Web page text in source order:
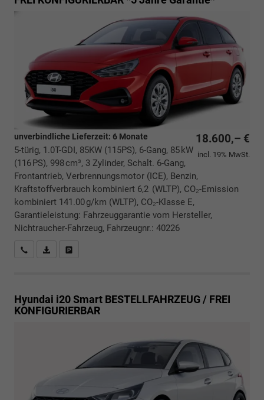
18.600,– €
incl. 19% MwSt.
unverbindliche Lieferzeit: 6 Monate
5-türig, 1.0T-GDI, 85KW (115PS), 6-Gang, 85 kW
(116 PS), 998 cm³, 3 Zylinder, Schalt. 6-Gang,
Frontantrieb, Verbrennungsmotor (ICE), Benzin,
Kraftstoffverbrauch kombiniert 6,2 (WLTP), CO₂-Emission
kombiniert 141.00 g/km (WLTP), CO₂-Klasse E,
Garantieleistung: Fahrzeuggarantie vom Hersteller,
Nichtraucher-Fahrzeug, Fahrzeugnr.: 40226
Rückrufbitte absenden
PDF-Datei, Fahrzeugexposé drucken
Hyundai i20Smart BESTELLFAHRZEUG / FREI
KONFIGURIERBAR